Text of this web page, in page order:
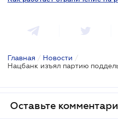
Главная / Новости /
Оставьте